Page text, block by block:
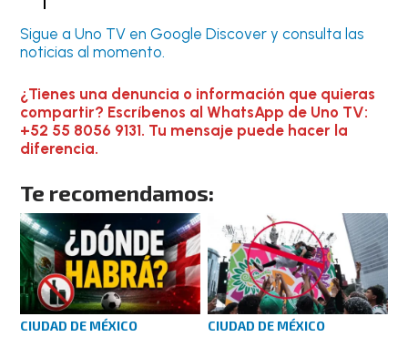
Sigue a Uno TV en Google Discover y consulta las
noticias al momento.
¿Tienes una denuncia o información que quieras
compartir? Escríbenos al WhatsApp de Uno TV:
+52 55 8056 9131. Tu mensaje puede hacer la
diferencia.
Te recomendamos:
CIUDAD DE MÉXICO
CIUDAD DE MÉXICO